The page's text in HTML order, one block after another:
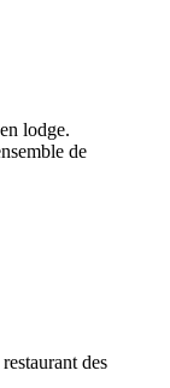
lodge.
de
des